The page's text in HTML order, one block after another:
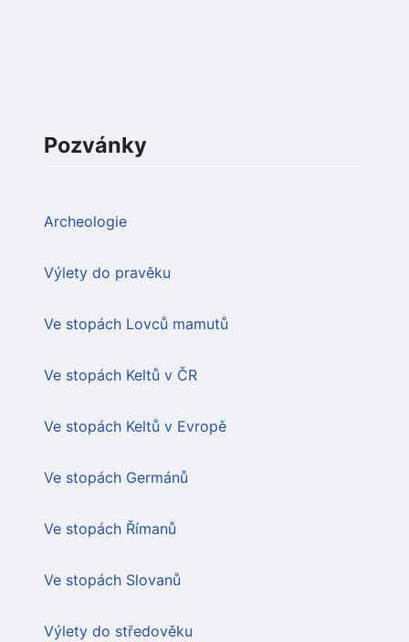
Pozvánky
Archeologie
Výlety do pravěku
Ve stopách Lovců mamutů
Ve stopách Keltů v ČR
Ve stopách Keltů v Evropě
Ve stopách Germánů
Ve stopách Římanů
Ve stopách Slovanů
Výlety do středověku